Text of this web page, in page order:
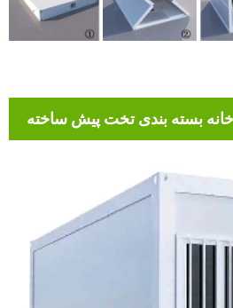
خانه بسته بندی تخت پیش ساخته